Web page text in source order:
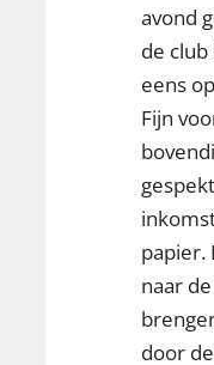
avond
de
eens
Fijn
papier.
naar
door